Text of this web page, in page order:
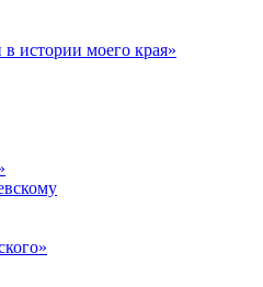
истории моего края»